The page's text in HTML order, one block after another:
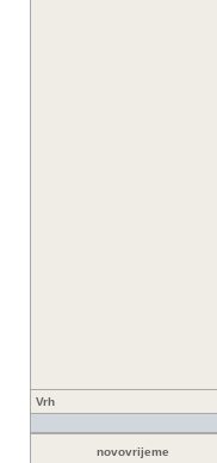
Vrh
novovrijeme